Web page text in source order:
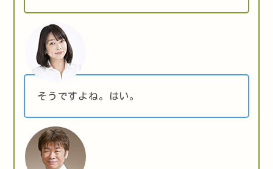
そうですよね。はい。